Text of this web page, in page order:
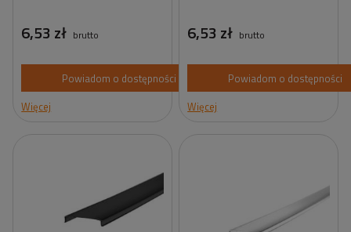
6,53 zł brutto
Powiadom o dostępności
Więcej
6,53 zł brutto
Powiadom o dostępności
Więcej